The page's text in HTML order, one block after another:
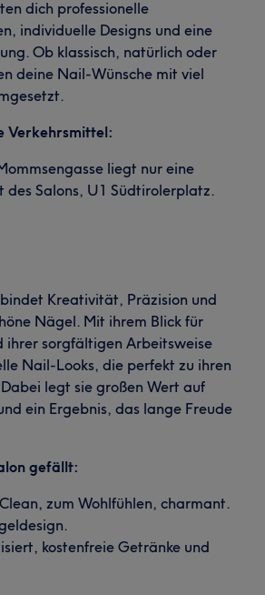
dich professionelle
individuelle Designs und eine
Ob klassisch, natürlich oder
deine Nail-Wünsche mit viel
Verkehrsmittel:
liegt nur eine
des Salons, U1 Südtirolerplatz.
Kreativität, Präzision und
Nägel. Mit ihrem Blick für
ihrer sorgfältigen Arbeitsweise
Nail-Looks, die perfekt zu ihren
legt sie großen Wert auf
ein Ergebnis, das lange Freude
gefällt:
zum Wohlfühlen, charmant.
kostenfreie Getränke und